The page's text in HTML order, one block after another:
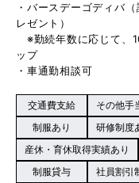
・バースデーゴディバ
レゼント）
※勤続年数に応じて、
ップ
・車通勤相談可
交通費支給 その他手
制服あり
研修制度
産休・育休取得実績あり
制服貸与
社員割引